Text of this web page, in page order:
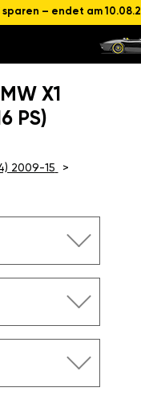
sparen – endet am
X1
PS)
2009-15